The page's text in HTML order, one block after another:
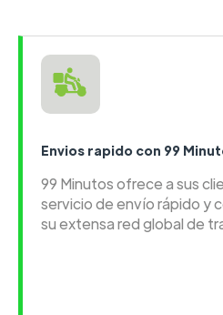
Envios rapido con 99
99 Minutos ofrece a sus
servicio de envío rápido y
su extensa red global de